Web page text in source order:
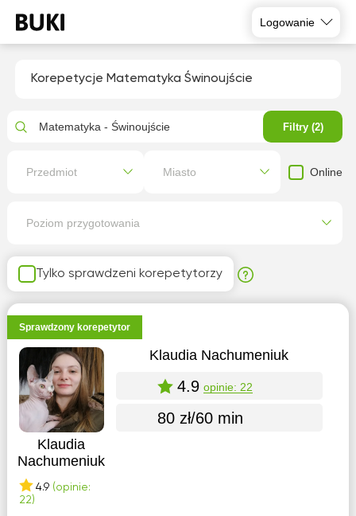
Logowanie
Korepetycje Matematyka Świnoujście
Tylko sprawdzeni korepetytorzy
Sprawdzony korepetytor
Klaudia
Nachumeniuk
4.9 (opinie:
22)
Klaudia Nachumeniuk
4.9 opinie: 22
80 zł/60 min
Matematyka - Świnoujście Filtry (2)
Przedmiot Miasto Online
Poziom przygotowania